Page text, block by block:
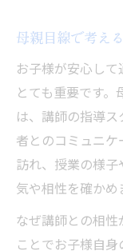
母親目線で考え
お子様が安心し
とても重要です
は、講師の指導
者とのコミュニ
訪れ、授業の様
気や相性を確かめ
なぜ講師との相
ことでお子様自